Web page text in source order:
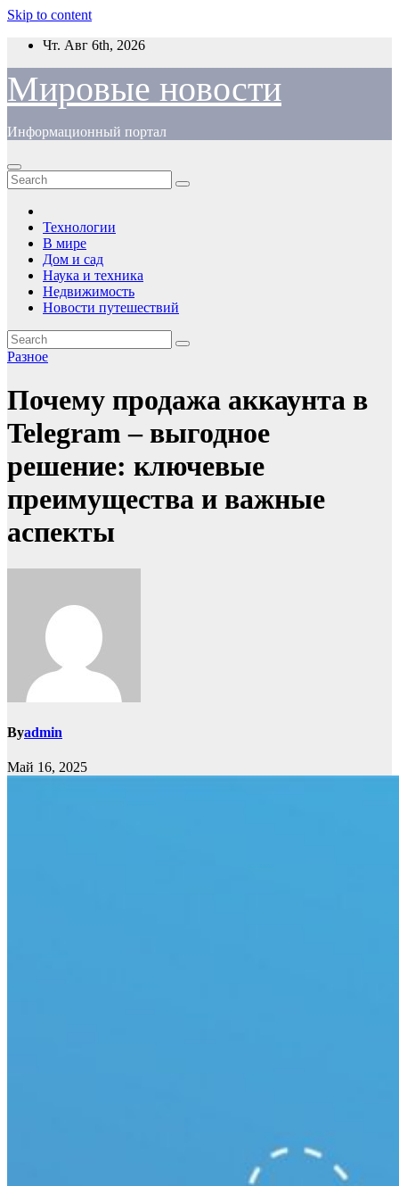
Skip to content
Чт. Авг 6th, 2026
Мировые новости
Информационный портал
Технологии
В мире
Дом и сад
Наука и техника
Недвижимость
Новости путешествий
Разное
Почему продажа аккаунта в
Telegram – выгодное
решение: ключевые
преимущества и важные
аспекты
Byadmin
Май 16, 2025